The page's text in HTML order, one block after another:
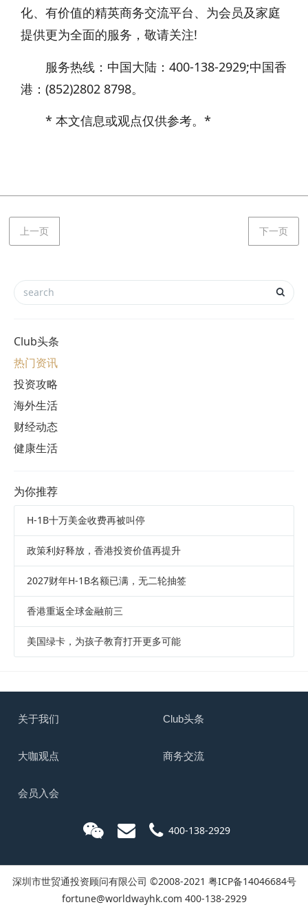
化、有价值的精英商务交流平台、为会员及家庭
提供更为全面的服务，敬请关注!
服务热线：中国大陆：400-138-2929;中国香
港：(852)2802 8798。
* 本文信息或观点仅供参考。*
上一页 下一页
Club头条
热门资讯
投资攻略
海外生活
财经动态
健康生活
为你推荐
H-1B十万美金收费再被叫停
政策利好释放，香港投资价值再提升
2027财年H-1B名额已满，无二轮抽签
香港重返全球金融前三
美国绿卡，为孩子教育打开更多可能
关于我们 Club头条
大咖观点 商务交流
会员入会
400-138-2929
深圳市世贸通投资顾问有限公司 ©2008-2021 粤ICP备14046684号
fortune@worldwayhk.com 400-138-2929